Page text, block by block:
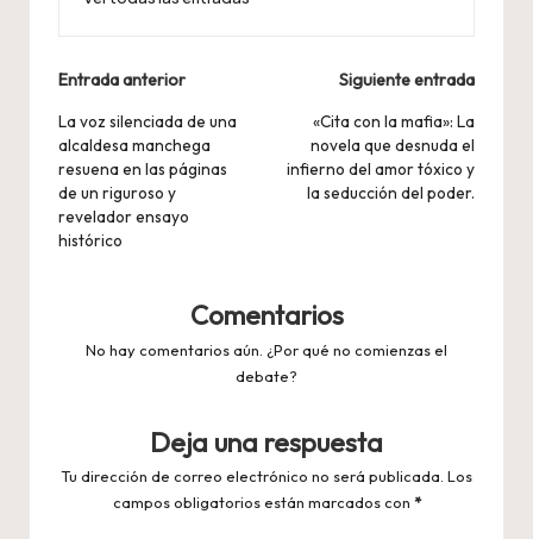
Navegación
de
entradas
Entrada anterior
La voz silenciada de una
alcaldesa manchega
resuena en las páginas
de un riguroso y
revelador ensayo
histórico
Siguiente entrada
«Cita con la mafia»: La
novela que desnuda el
infierno del amor tóxico y
la seducción del poder.
Comentarios
No hay comentarios aún. ¿Por qué no comienzas el
debate?
Deja una respuesta
Tu dirección de correo electrónico no será publicada. Los
campos obligatorios están marcados con *